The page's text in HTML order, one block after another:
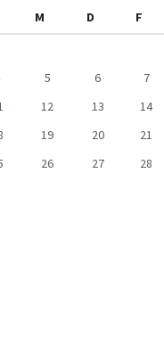
M D F
5 6 7
12 13 14
19 20 21
26 27 28